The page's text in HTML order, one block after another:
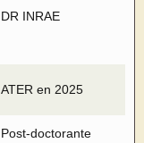
DR INRAE
ATER en 2025
Post-doctorante